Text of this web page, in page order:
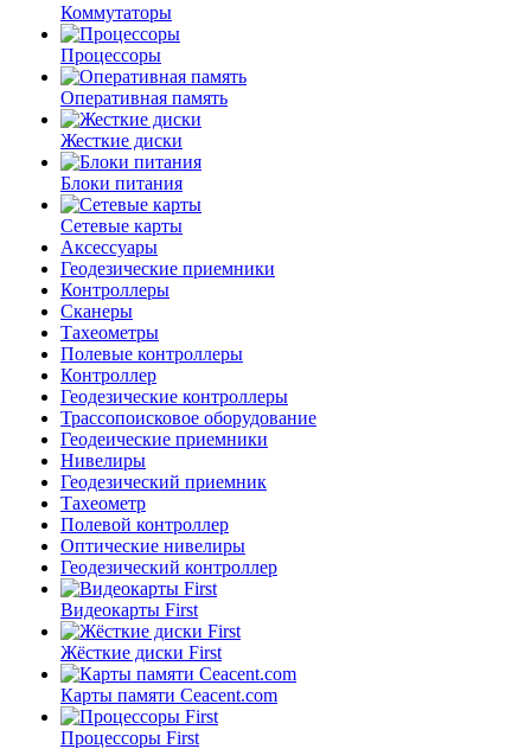
Коммутаторы
Процессоры
Оперативная память
Жесткие диски
Блоки питания
Сетевые карты
Аксессуары
Геодезические приемники
Контроллеры
Сканеры
Тахеометры
Полевые контроллеры
Контроллер
Геодезические контроллеры
Трассопоисковое оборудование
Геодеические приемники
Нивелиры
Геодезический приемник
Тахеометр
Полевой контроллер
Оптические нивелиры
Геодезический контроллер
Видеокарты First
Жёсткие диски First
Карты памяти Ceacent.com
Процессоры First